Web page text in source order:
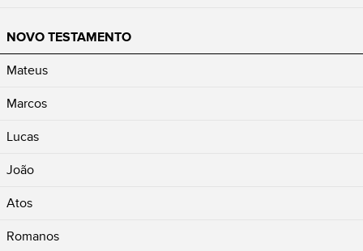
NOVO TESTAMENTO
Mateus
Marcos
Lucas
João
Atos
Romanos